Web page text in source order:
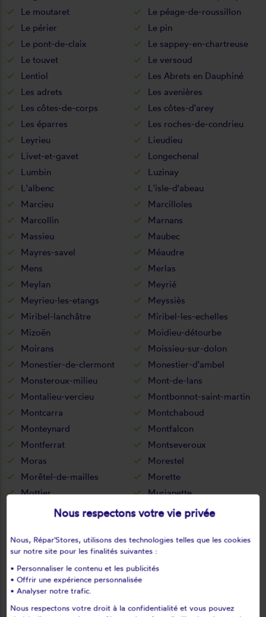
Le moutaret
Le péage-de-roussillon
Le périer
Le pin
Le pont-de-claix
Le sappey-en-chartreuse
Le touvet
Le versoud
Lentiol
Les Abrets en Dauphiné
Les adrets
Les avenières
Les côtes-de-corps
Les côtes-d'arey
Les éparres
Les roches-de-condrieu
Leyrieu
Lieudieu
Livet-et-gavet
Longechenal
Lumbin
Luzinay
L'albenc
L'isle-d'abeau
Marcieu
Marcilloles
Marcollin
Marnans
Massieu
Maubec
Mayres-savel
Méaudre
Mens
Merlas
Meylan
Meyrié
Meyrieu-les-etangs
Meyssiès
Miribel-lanchâtre
Miribel-les-echelles
Mizoën
Moidieu-détourbe
Moirans
Moissieu-sur-dolon
Monestier-de-clermont
Monestier-d'ambel
Monsteroux-milieu
Mont-de-lans
Montalieu-vercieu
Montbonnot-saint-martin
Montcarra
Montchaboud
Monteynard
Montfalcon
Montferrat
Montseveroux
Moras
Morestel
Morêtel-de-mailles
Morette
Mottier
Murianette
Murinais
Nantes-en-ratier
Notre-dame-de-commiers
Notre-dame-de-l'osier
Notre-dame-de-mésage
Notre-dame-de-vaux
Noyarey
Optevoz
Oris-en-rattier
Ornon
Oulles
Nous respectons votre vie privée
Nous, Répar'Stores, utilisons des technologies telles que les cookies
sur notre site pour les finalités suivantes :
• Personnaliser le contenu et les publicités
• Offrir une expérience personnalisée
• Analyser notre trafic.
Nous respectons votre droit à la confidentialité et vous pouvez